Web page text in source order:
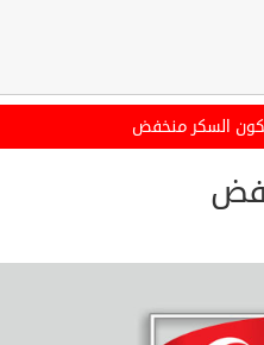
السكر منخفض